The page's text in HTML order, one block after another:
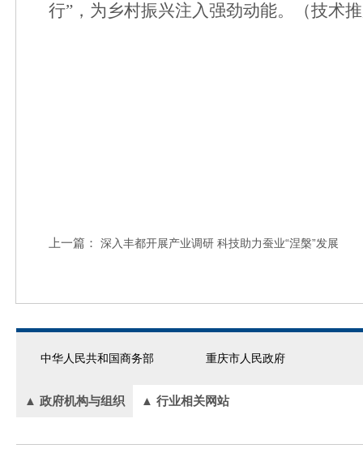
行”，为乡村振兴注入强劲动能。（技术
上一篇： 深入丰都开展产业调研 科技助力蚕业“涅槃”发展
中华人民共和国商务部 重庆市人民政府
▲ 政府机构与组织 ▲ 行业相关网站